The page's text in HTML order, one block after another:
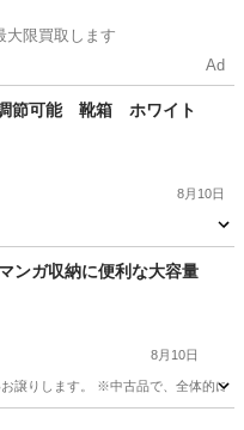
大限買取します
Ad
調節可能 靴箱 ホワイト
8月10日
ックス
ガ収納に便利な大容量
8月10日
譲りします。 ※中古品で、全体的に